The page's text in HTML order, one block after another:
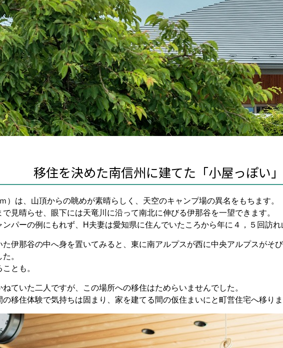
移住を決めた南信州に建てた「小屋っぽい
）は、山頂からの眺めが素晴らしく、天空のキャンプ場の異名をもちます。
見晴らせ、眼下には天竜川に沿って南北に伸びる伊那谷を一望できます。
パーの例にもれず、H夫妻は愛知県に住んでいたころから年に４，５回訪
伊那谷の中へ身を置いてみると、東に南アルプスが西に中央アルプスがそ
。
とも。
ていた二人ですが、この場所への移住はためらいませんでした。
移住体験で気持ちは固まり、家を建てる間の仮住まいにと町営住宅へ移り